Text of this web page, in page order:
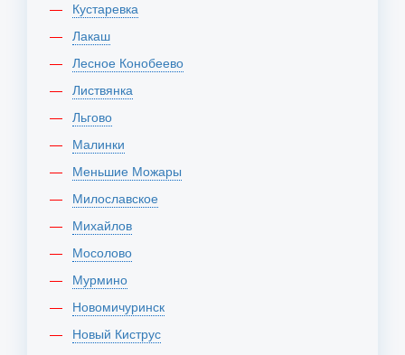
Кустаревка
Лакаш
Лесное Конобеево
Листвянка
Льгово
Малинки
Меньшие Можары
Милославское
Михайлов
Мосолово
Мурмино
Новомичуринск
Новый Киструс